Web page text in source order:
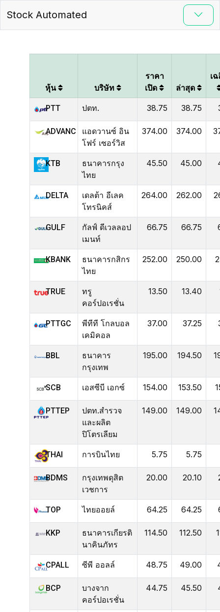
Stock Automated
หุ้น บริษัท
ราคา
เปิด
ล่าสุด
เ
PTT ปตท. 38.75 38.75
ADVANC
แอดวานซ์ อิน
โฟร์ เซอร์วิส
374.00 374.00
KTB
ธนาคารกรุง
ไทย
45.50 45.00
DELTA
เดลต้า อีเลค
โทรนิคส์
264.00 262.00
GULF
กัลฟ์ ดีเวลลอป
เมนท์
66.75 66.75
KBANK
ธนาคารกสิกร
ไทย
252.00 250.00
TRUE
ทรู
คอร์ปอเรชั่น
13.50 13.40
PTTGC
พีทีที โกลบอล
เคมิคอล
37.00 37.25
BBL
ธนาคาร
กรุงเทพ
195.00 194.50
SCB เอสซีบี เอกซ์ 154.00 153.50
PTTEP
ปตท.สำรวจ
และผลิต
ปิโตรเลียม
149.00 149.00
THAI การบินไทย 5.75 5.75
BDMS
กรุงเทพดุสิต
เวชการ
20.00 20.10
TOP ไทยออยล์ 64.25 64.25
KKP
ธนาคารเกียรติ
นาคินภัทร
114.50 112.50
CPALL ซีพี ออลล์ 48.75 49.00
BCP
บางจาก
คอร์ปอเรชั่น
44.75 45.50